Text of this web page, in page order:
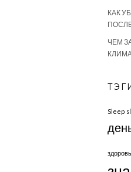
КАК
ЧЕМ
Sleep